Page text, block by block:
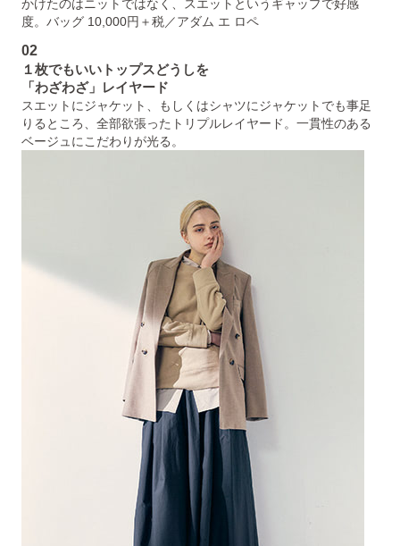
かけたのはニットではなく、スエットというギャップで好感
度。バッグ 10,000円＋税／アダム エ ロペ
02
１枚でもいいトップスどうしを
「わざわざ」レイヤード
スエットにジャケット、もしくはシャツにジャケットでも事足
りるところ、全部欲張ったトリプルレイヤード。一貫性のある
ベージュにこだわりが光る。